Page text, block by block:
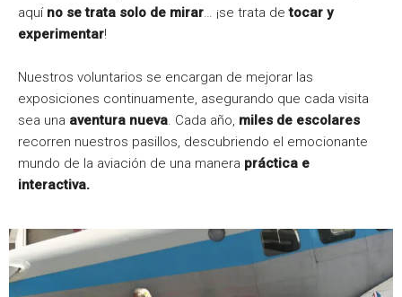
aquí no se trata solo de mirar… ¡se trata detocar y
experimentar!
Nuestros voluntarios se encargan de mejorar las
exposiciones continuamente, asegurando que cada visita
sea una aventura nueva. Cada año, miles de escolares
recorren nuestros pasillos, descubriendo el emocionante
mundo de la aviación de una manera práctica e
interactiva.